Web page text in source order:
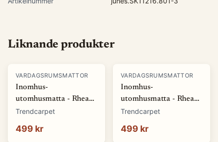
Liknande produkter
VARDAGSRUMSMATTOR
Inomhus-
utomhusmatta - Rhea
(vit) (Storlek: 80 x 150
Trendcarpet
499 kr
VARDAGSRUMSMATTOR
Inomhus-
utomhusmatta - Rhea
(beige) (Storlek: 80 x
Trendcarpet
499 kr